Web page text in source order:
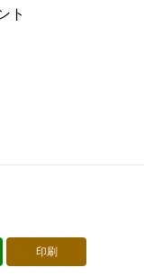
ト
印刷